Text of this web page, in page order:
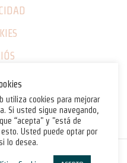
All rights reserved.©
utiliza cookies para mejorar
Si usted sigue navegando,
“acepta" y "está de
Usted puede optar por
lo desea.